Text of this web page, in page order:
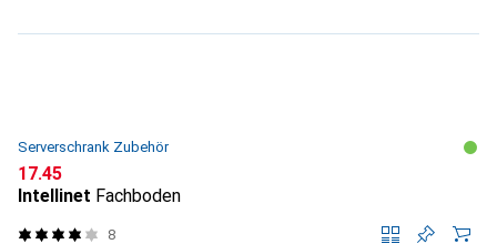
Serverschrank Zubehör
CHF
17.45
Intellinet Fachboden
8